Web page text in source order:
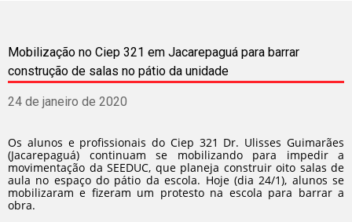
Mobilização no Ciep 321 em Jacarepaguá para barrar
construção de salas no pátio da unidade
24 de janeiro de 2020
Os alunos e profissionais do Ciep 321 Dr. Ulisses Guimarães
(Jacarepaguá) continuam se mobilizando para impedir a
movimentação da SEEDUC, que planeja construir oito salas de
aula no espaço do pátio da escola. Hoje (dia 24/1), alunos se
mobilizaram e fizeram um protesto na escola para barrar a
obra.